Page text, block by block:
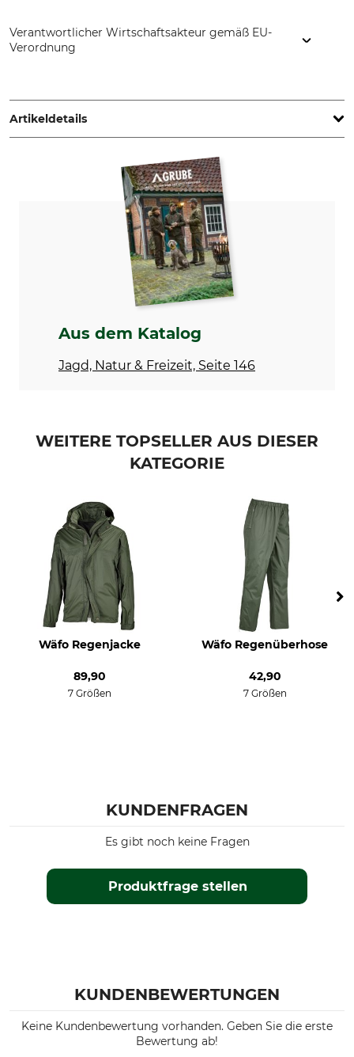
Verantwortlicher Wirtschaftsakteur gemäß EU-
Verordnung
Germany, www.waefo.de
Artikeldetails
Produkttyp
Gamaschen
Waschen
30 °C Pflegeleicht
Trocknen
Nicht im Wäschetrockner
trocknen
Bügeln bis 110 °C
Nicht trockenreinigen
Farbe
Aus dem Katalog
Jagd, Natur & Freizeit, Seite 146
WEITERE TOPSELLER AUS DIESER
KATEGORIE
Wäfo Regenjacke
89,90
7 Größen
Wäfo Regenüberhose
42,90
7 Größen
KUNDENFRAGEN
Produktfrage stellen
Es gibt noch keine Fragen
KUNDENBEWERTUNGEN
Keine Kundenbewertung vorhanden. Geben Sie die erste
Bewertung ab!